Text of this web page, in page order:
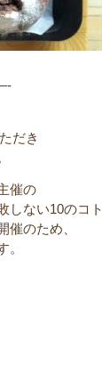
だき
のㅤ
しない10のコト
催のため、
ㅤ